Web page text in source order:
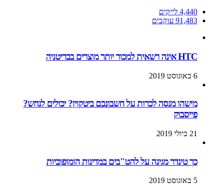
4,440 לייקים
91,483 עוקבים
HTC אינה רשאית למכור יותר מוצרים בבריטניה
6 באוגוסט 2019
מישהו מנסה לכרות על חשבונכם ביטקוין? יכולים לנחש?
פייסבוק
21 ביולי 2019
כך טינדר מגינה על להט"בים במדינות הומופוביות
5 באוגוסט 2019